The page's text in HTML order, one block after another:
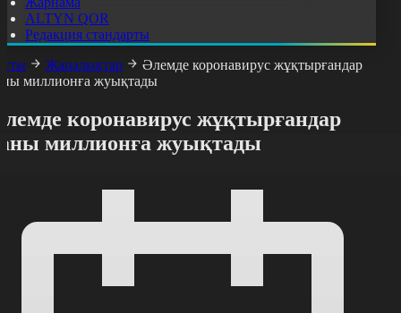
ALTYN QOR
Редакция стандарты
Жаңалықтар
Әлемде коронавирус жұқтырғандар
миллионға жуықтады
коронавирус жұқтырғандар
миллионға жуықтады